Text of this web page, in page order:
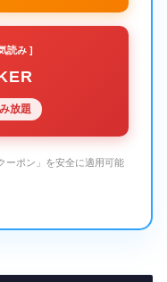
読み ]
放題
ーポン」を安全に適用可能